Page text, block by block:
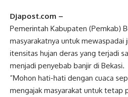
Djapost.com –
Pemerintah Kabupaten (Pemkab)
masyarakatnya untuk mewaspadai
itensitas hujan deras yang terjadi
menjadi penyebab banjir di Bekasi.
”Mohon hati-hati dengan cuaca
mengajak masyarakat untuk tetap